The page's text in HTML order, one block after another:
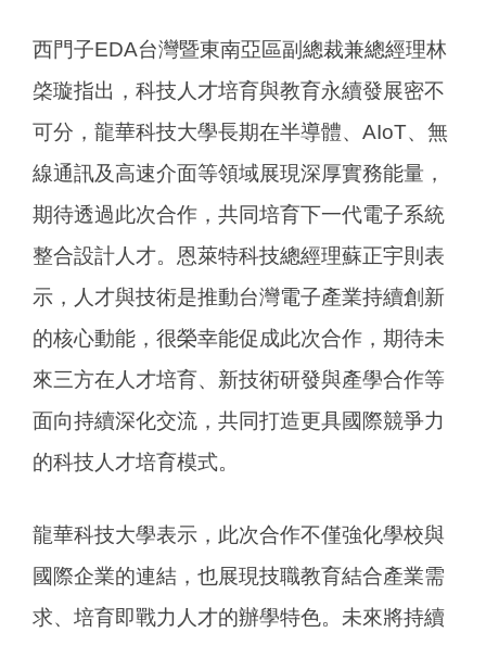
西門子EDA台灣暨東南亞區副總裁兼總經理林
棨璇指出，科技人才培育與教育永續發展密不
可分，龍華科技大學長期在半導體、AIoT、無
線通訊及高速介面等領域展現深厚實務能量，
期待透過此次合作，共同培育下一代電子系統
整合設計人才。恩萊特科技總經理蘇正宇則表
示，人才與技術是推動台灣電子產業持續創新
的核心動能，很榮幸能促成此次合作，期待未
來三方在人才培育、新技術研發與產學合作等
面向持續深化交流，共同打造更具國際競爭力
的科技人才培育模式。
龍華科技大學表示，此次合作不僅強化學校與
國際企業的連結，也展現技職教育結合產業需
求、培育即戰力人才的辦學特色。未來將持續